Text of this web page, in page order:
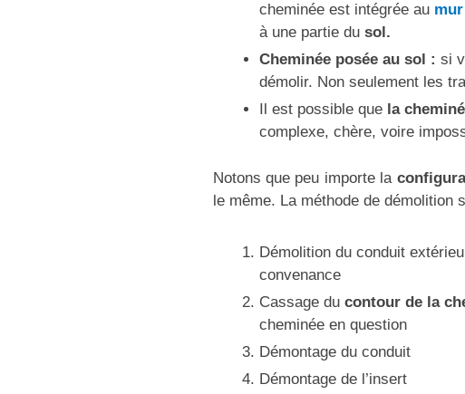
cheminée est intégrée au
à une partie du sol.
Cheminée posée au sol : si
démolir. Non seulement les
Il est possible que la
complexe, chère, voire
Notons que peu importe la
le même. La méthode de démolition
Démolition du conduit
convenance
Cassage du contour de la
cheminée en question
Démontage du conduit
Démontage de l’insert